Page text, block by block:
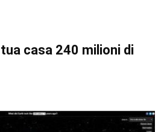
casa 240 milioni di